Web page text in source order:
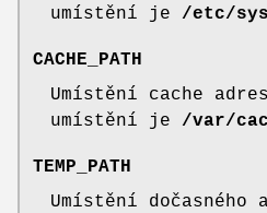
umístění je /etc/
CACHE_PATH
Umístění cache
umístění je /var/
TEMP_PATH
Umístění dočasného